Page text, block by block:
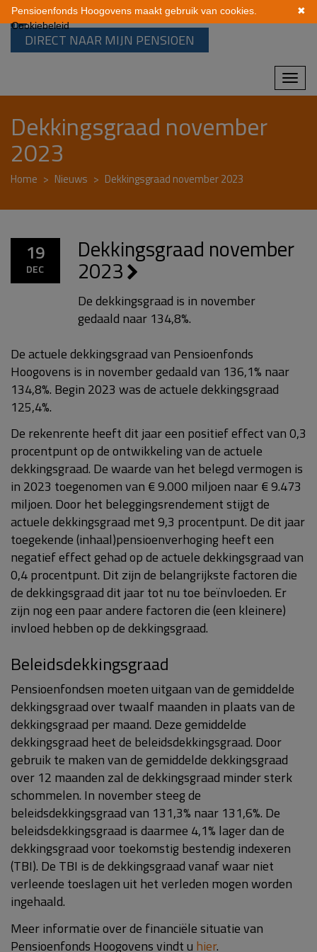
DIRECT NAAR MIJN PENSIOEN
Dekkingsgraad november
2023
Home Nieuws Dekkingsgraad november 2023
19
DEC
Dekkingsgraad november
2023
De dekkingsgraad is in november
gedaald naar 134,8%.
De actuele dekkingsgraad van Pensioenfonds
Hoogovens is in november gedaald van 136,1% naar
134,8%. Begin 2023 was de actuele dekkingsgraad
125,4%.
De rekenrente heeft dit jaar een positief effect van 0,3
procentpunt op de ontwikkeling van de actuele
dekkingsgraad. De waarde van het belegd vermogen is
in 2023 toegenomen van € 9.000 miljoen naar € 9.473
miljoen. Door het beleggingsrendement stijgt de
actuele dekkingsgraad met 9,3 procentpunt. De dit jaar
toegekende (inhaal)pensioenverhoging heeft een
negatief effect gehad op de actuele dekkingsgraad van
0,4 procentpunt. Dit zijn de belangrijkste factoren die
de dekkingsgraad dit jaar tot nu toe beïnvloeden. Er
zijn nog een paar andere factoren die (een kleinere)
invloed hebben op de dekkingsgraad.
Beleidsdekkingsgraad
Pensioenfondsen moeten uitgaan van de gemiddelde
dekkingsgraad over twaalf maanden in plaats van de
dekkingsgraad per maand. Deze gemiddelde
dekkingsgraad heet de beleidsdekkingsgraad. Door
gebruik te maken van de gemiddelde dekkingsgraad
over 12 maanden zal de dekkingsgraad minder sterk
schommelen. In november steeg de
beleidsdekkingsgraad van 131,3% naar 131,6%. De
beleidsdekkingsgraad is daarmee 4,1% lager dan de
dekkingsgraad voor toekomstig bestendig indexeren
(TBI). De TBI is de dekkingsgraad vanaf waar niet
verleende toeslagen uit het verleden mogen worden
ingehaald.
Meer informatie over de financiële situatie van
Pensioenfonds Hoogovens vindt u hier.
✖
Pensioenfonds Hoogovens maakt gebruik van cookies.
Cookiebeleid